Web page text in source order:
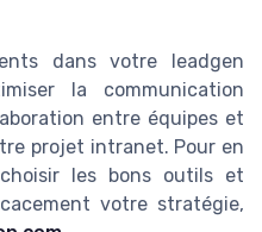
dans votre leadgen
la communication
entre équipes et
projet intranet. Pour en
les bons outils et
votre stratégie,